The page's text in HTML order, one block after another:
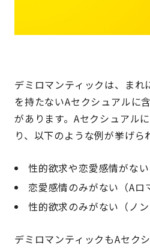
デミロマンティックは、まれ
を持たないAセクシュアルに
があります。Aセクシュアル
り、以下のような例が挙げら
性的欲求や恋愛感情がない
恋愛感情のみがない（Aロ
性的欲求のみがない（ノン
デミロマンティックもAセク